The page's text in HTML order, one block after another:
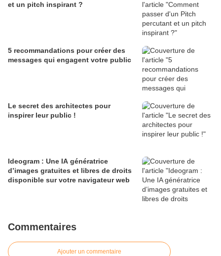
et un pitch inspirant ?
5 recommandations pour créer des
messages qui engagent votre public
Le secret des architectes pour
inspirer leur public !
Ideogram : Une IA génératrice
d’images gratuites et libres de droits
disponible sur votre navigateur web
Commentaires
Ajouter un commentaire